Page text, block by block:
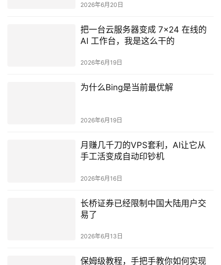
2026年6月20日
把一台云服务器变成 7×24 在线的
AI 工作台，我是这么干的
2026年6月19日
为什么Bing是当前最优解
2026年6月19日
月赚几千刀的VPS套利，AI让它从
手工活变成自动印钞机
2026年6月16日
长桥证券已经限制中国大陆用户交
易了
2026年6月13日
保姆级教程，手把手教你如何实现